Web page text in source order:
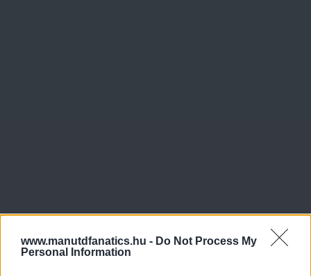
www.manutdfanatics.hu - Do Not Process My
Personal Information